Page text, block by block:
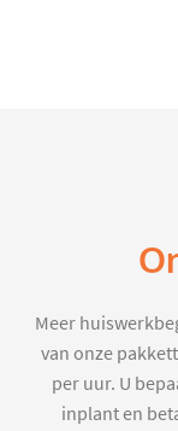
Meer
van onze
per uur. U
inplant en